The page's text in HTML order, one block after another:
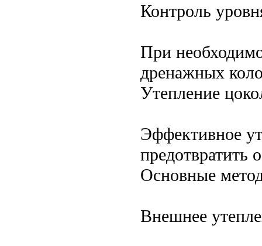
Контроль
При
дренажных
Утепление
Эффективное
предотвратить
Основные
Внешнее